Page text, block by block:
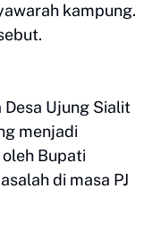
kampung.
Ujung Sialit
menjadi
Bupati
di masa PJ